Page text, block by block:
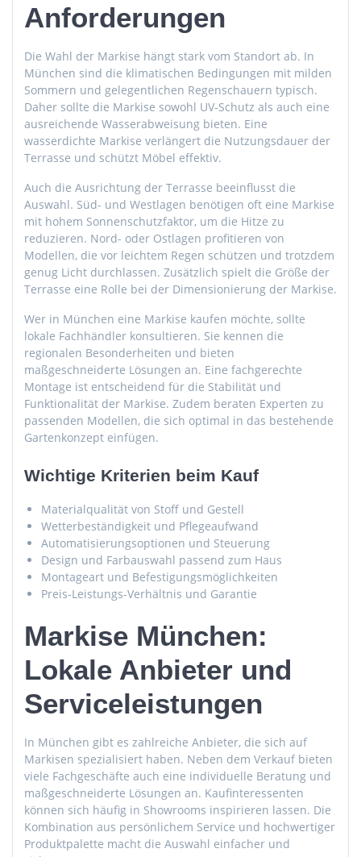
Anforderungen
Die Wahl der Markise hängt stark vom Standort ab. In
München sind die klimatischen Bedingungen mit milden
Sommern und gelegentlichen Regenschauern typisch.
Daher sollte die Markise sowohl UV-Schutz als auch eine
ausreichende Wasserabweisung bieten. Eine
wasserdichte Markise verlängert die Nutzungsdauer der
Terrasse und schützt Möbel effektiv.
Auch die Ausrichtung der Terrasse beeinflusst die
Auswahl. Süd- und Westlagen benötigen oft eine Markise
mit hohem Sonnenschutzfaktor, um die Hitze zu
reduzieren. Nord- oder Ostlagen profitieren von
Modellen, die vor leichtem Regen schützen und trotzdem
genug Licht durchlassen. Zusätzlich spielt die Größe der
Terrasse eine Rolle bei der Dimensionierung der Markise.
Wer in München eine Markise kaufen möchte, sollte
lokale Fachhändler konsultieren. Sie kennen die
regionalen Besonderheiten und bieten
maßgeschneiderte Lösungen an. Eine fachgerechte
Montage ist entscheidend für die Stabilität und
Funktionalität der Markise. Zudem beraten Experten zu
passenden Modellen, die sich optimal in das bestehende
Gartenkonzept einfügen.
Wichtige Kriterien beim Kauf
Materialqualität von Stoff und Gestell
Wetterbeständigkeit und Pflegeaufwand
Automatisierungsoptionen und Steuerung
Design und Farbauswahl passend zum Haus
Montageart und Befestigungsmöglichkeiten
Preis-Leistungs-Verhältnis und Garantie
Markise München:
Lokale Anbieter und
Serviceleistungen
In München gibt es zahlreiche Anbieter, die sich auf
Markisen spezialisiert haben. Neben dem Verkauf bieten
viele Fachgeschäfte auch eine individuelle Beratung und
maßgeschneiderte Lösungen an. Kaufinteressenten
können sich häufig in Showrooms inspirieren lassen. Die
Kombination aus persönlichem Service und hochwertiger
Produktpalette macht die Auswahl einfacher und